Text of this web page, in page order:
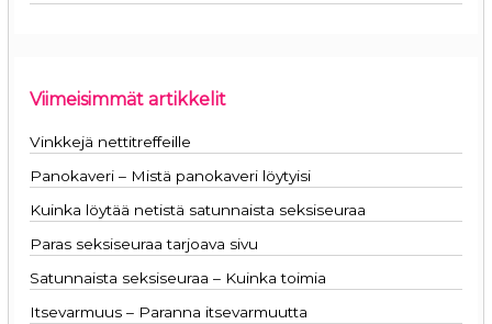
Viimeisimmät artikkelit
Vinkkejä nettitreffeille
Panokaveri – Mistä panokaveri löytyisi
Kuinka löytää netistä satunnaista seksiseuraa
Paras seksiseuraa tarjoava sivu
Satunnaista seksiseuraa – Kuinka toimia
Itsevarmuus – Paranna itsevarmuutta